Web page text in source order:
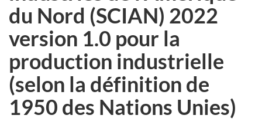
du Nord (SCIAN) 2022
version 1.0 pour la
production industrielle
(selon la définition de
1950 des Nations Unies)